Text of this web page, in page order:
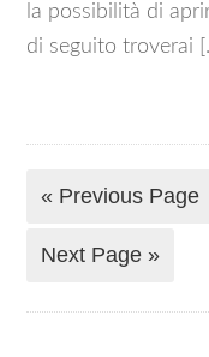
la possibilità di
di seguito troverai
« Previous Page
Next Page »